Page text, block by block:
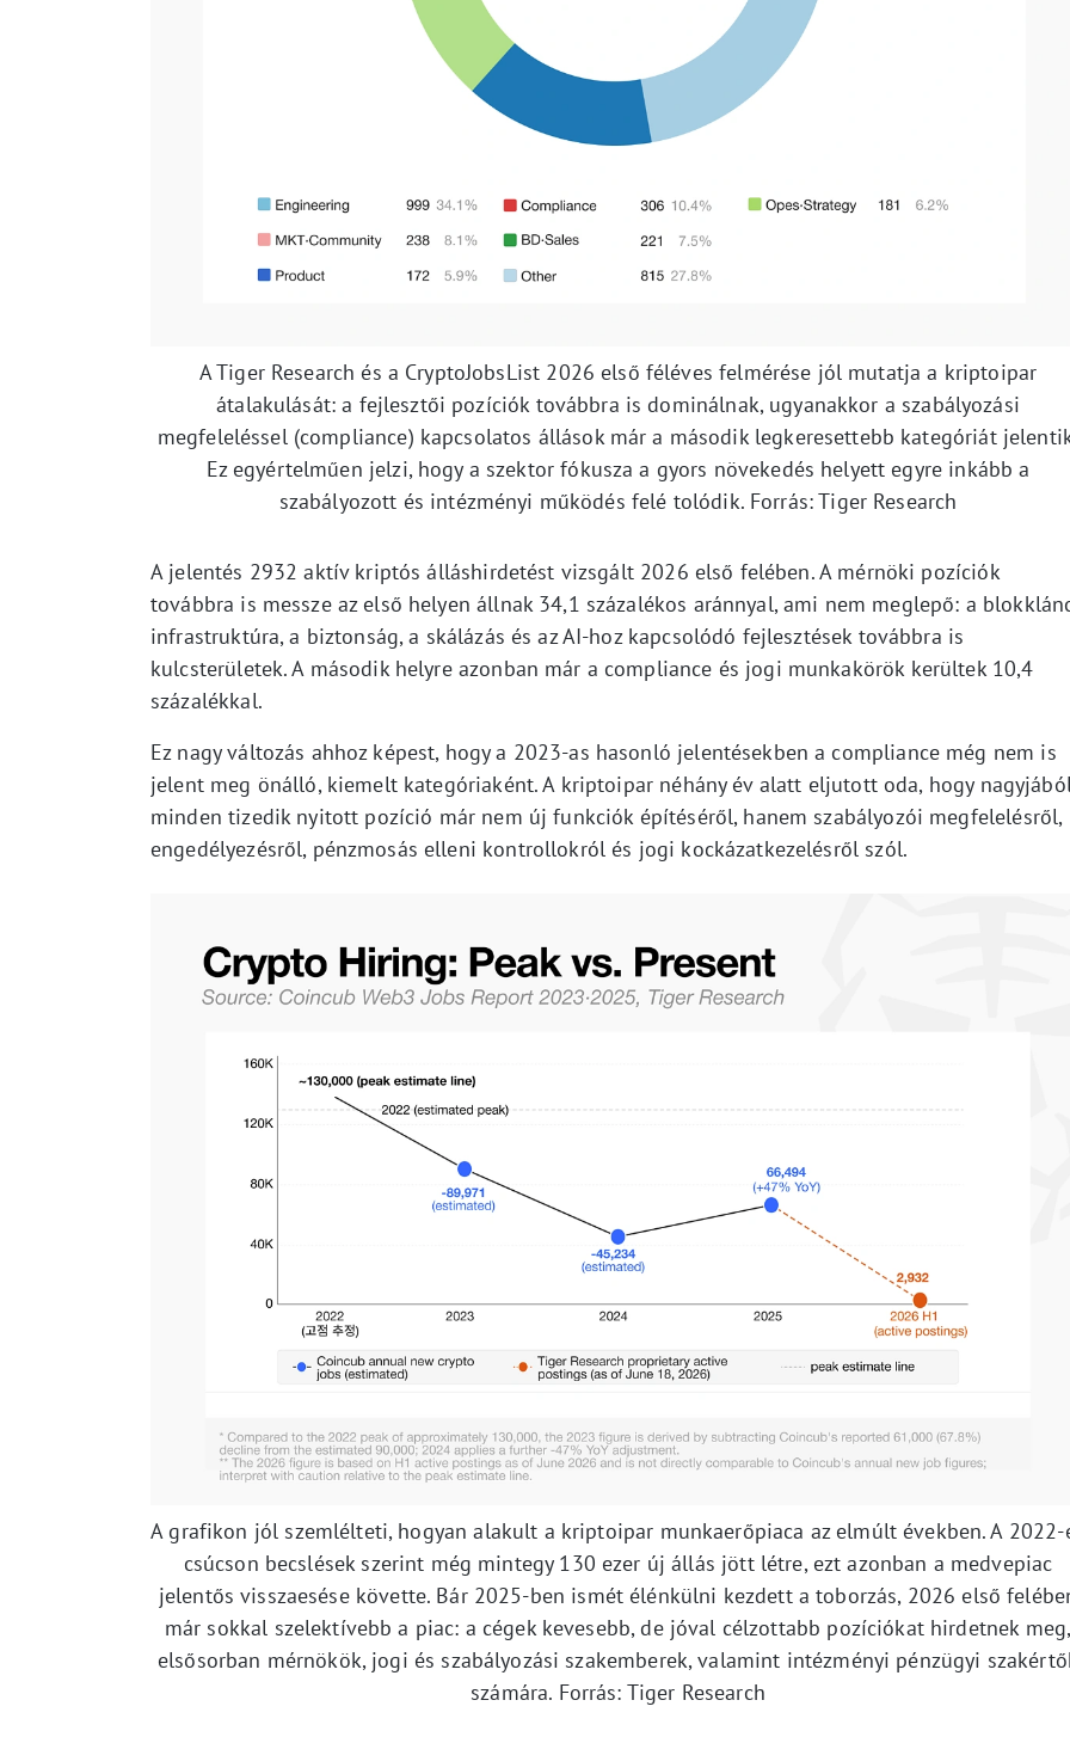
A Tiger Research és a CryptoJobsList 2026 első féléves felmérése jól mutatja a kriptoipar
átalakulását: a fejlesztői pozíciók továbbra is dominálnak, ugyanakkor a szabályozási
megfeleléssel (compliance) kapcsolatos állások már a második legkeresettebb kategóriát
Ez egyértelműen jelzi, hogy a szektor fókusza a gyors növekedés helyett egyre inkább a
szabályozott és intézményi működés felé tolódik. Forrás: Tiger Research
A jelentés 2932 aktív kriptós álláshirdetést vizsgált 2026 első felében. A mérnöki pozíciók
továbbra is messze az első helyen állnak 34,1 százalékos aránnyal, ami nem meglepő: a
infrastruktúra, a biztonság, a skálázás és az AI-hoz kapcsolódó fejlesztések továbbra is
kulcsterületek. A második helyre azonban már a compliance és jogi munkakörök kerültek 10,4
százalékkal.
Ez nagy változás ahhoz képest, hogy a 2023-as hasonló jelentésekben a compliance még nem is
jelent meg önálló, kiemelt kategóriaként. A kriptoipar néhány év alatt eljutott oda, hogy
minden tizedik nyitott pozíció már nem új funkciók építéséről, hanem szabályozói megfelelésről,
engedélyezésről, pénzmosás elleni kontrollokról és jogi kockázatkezelésről szól.
A grafikon jól szemlélteti, hogyan alakult a kriptoipar munkaerőpiaca az elmúlt években. A 2022-
csúcson becslések szerint még mintegy 130 ezer új állás jött létre, ezt azonban a medvepiac
jelentős visszaesése követte. Bár 2025-ben ismét élénkülni kezdett a toborzás, 2026 első
már sokkal szelektívebb a piac: a cégek kevesebb, de jóval célzottabb pozíciókat hirdetnek
elsősorban mérnökök, jogi és szabályozási szakemberek, valamint intézményi pénzügyi
számára. Forrás: Tiger Research